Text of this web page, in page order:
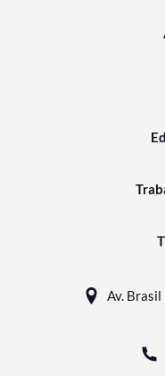
Av. Brasil